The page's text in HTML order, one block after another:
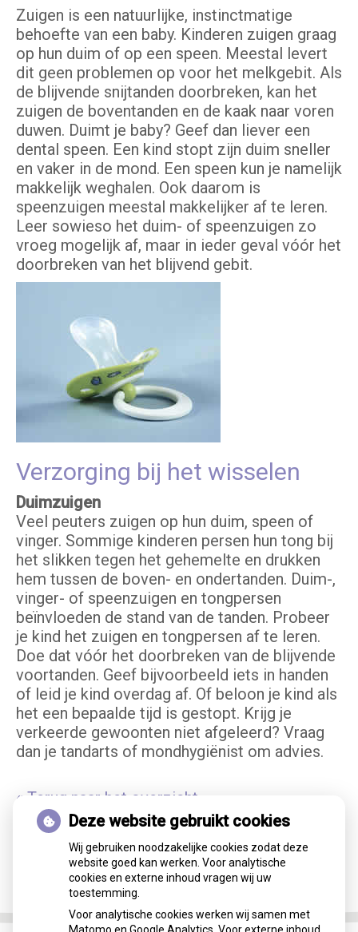
Zuigen is een natuurlijke, instinctmatige
behoefte van een baby. Kinderen zuigen graag
op hun duim of op een speen. Meestal levert
dit geen problemen op voor het melkgebit. Als
de blijvende snijtanden doorbreken, kan het
zuigen de boventanden en de kaak naar voren
duwen. Duimt je baby? Geef dan liever een
dental speen. Een kind stopt zijn duim sneller
en vaker in de mond. Een speen kun je namelijk
makkelijk weghalen. Ook daarom is
speenzuigen meestal makkelijker af te leren.
Leer sowieso het duim- of speenzuigen zo
vroeg mogelijk af, maar in ieder geval vóór het
doorbreken van het blijvend gebit.
Verzorging bij het wisselen
Duimzuigen
Veel peuters zuigen op hun duim, speen of
vinger. Sommige kinderen persen hun tong bij
het slikken tegen het gehemelte en drukken
hem tussen de boven- en ondertanden. Duim-,
vinger- of speenzuigen en tongpersen
beïnvloeden de stand van de tanden. Probeer
je kind het zuigen en tongpersen af te leren.
Doe dat vóór het doorbreken van de blijvende
voortanden. Geef bijvoorbeeld iets in handen
of leid je kind overdag af. Of beloon je kind als
het een bepaalde tijd is gestopt. Krijg je
verkeerde gewoonten niet afgeleerd? Vraag
dan je tandarts of mondhygiënist om advies.
« Terug naar het overzicht
Deze website gebruikt cookies
Wij gebruiken noodzakelijke cookies zodat deze
website goed kan werken. Voor analytische
cookies en externe inhoud vragen wij uw
toestemming.
Voor analytische cookies werken wij samen met